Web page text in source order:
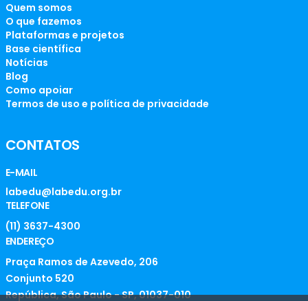
Quem somos
O que fazemos
Plataformas e projetos
Base científica
Notícias
Blog
Como apoiar
Termos de uso e política de privacidade
CONTATOS
E-MAIL
labedu@labedu.org.br
TELEFONE
(11) 3637-4300
ENDEREÇO
Praça Ramos de Azevedo, 206
Conjunto 520
República, São Paulo - SP, 01037-010